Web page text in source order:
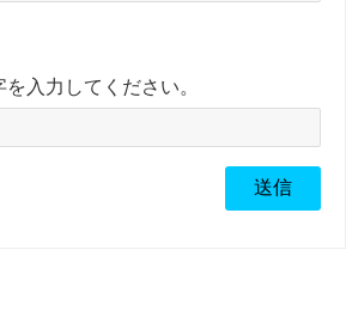
を入力してください。